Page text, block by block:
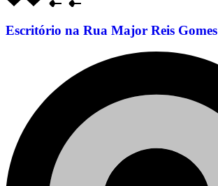
Escritório na Rua Major Reis Gomes